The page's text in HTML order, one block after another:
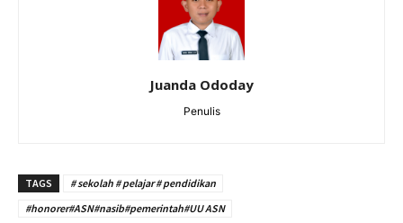
Juanda Ododay
Penulis
TAGS
# sekolah # pelajar # pendidikan
#honorer#ASN#nasib#pemerintah#UU ASN